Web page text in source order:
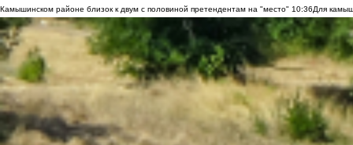
Камышинском районе близок к двум с половиной претендентам на "место" 10:36Для